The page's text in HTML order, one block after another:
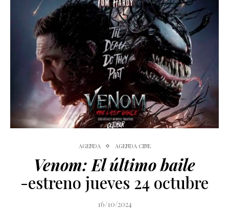
AGENDA AGENDA CINE
Venom: El último baile
-estreno jueves 24 octubre
16/10/2024